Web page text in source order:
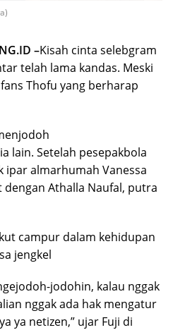
–Kisah cinta selebgram
telah lama kandas. Meski
Thofu yang berharap
lain. Setelah pesepakbola
ipar almarhumah Vanessa
dengan Athalla Naufal, putra
campur dalam kehidupan
jengkel
jodohin, kalau nggak
nggak ada hak mengatur
ya netizen,” ujar Fuji di